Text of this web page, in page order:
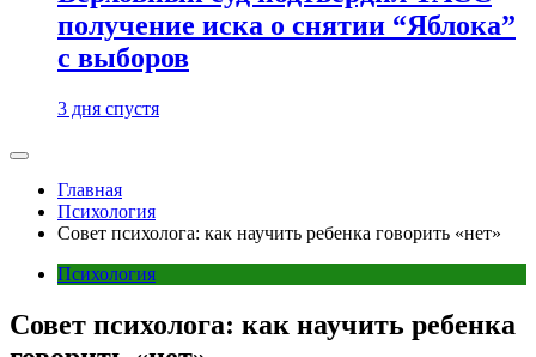
получение иска о снятии “Яблока”
с выборов
3 дня спустя
Главная
Психология
Совет психолога: как научить ребенка говорить «нет»
Психология
Совет психолога: как научить ребенка